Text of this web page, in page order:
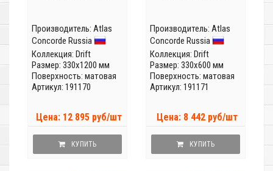
Производитель: Atlas
Concorde Russia
Коллекция: Drift
Размер: 330x1200 мм
Поверхность: матовая
Артикул: 191170
Цена: 12 895 руб/шт
КУПИТЬ
Производитель: Atlas
Concorde Russia
Коллекция: Drift
Размер: 330x600 мм
Поверхность: матовая
Артикул: 191171
Цена: 8 442 руб/шт
КУПИТЬ